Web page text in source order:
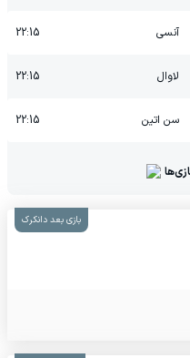
آنسی 22:15
لاوال 22:15
سن اتین 22:15
بازی بعد دانکرک